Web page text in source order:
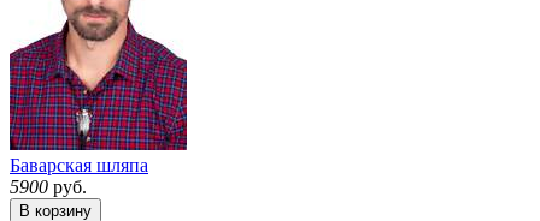
Баварская шляпа
5900 руб.
В корзину